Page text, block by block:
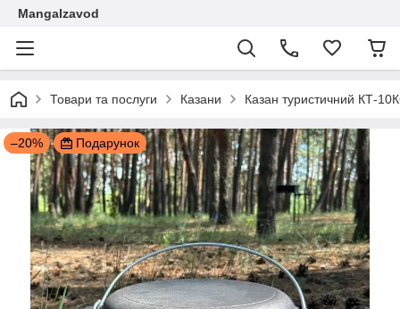
Mangalzavod
Товари та послуги Казани Казан туристичний КТ-
–20% Подарунок